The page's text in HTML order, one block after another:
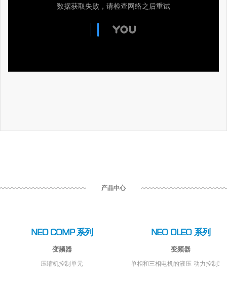
产品中心
NEO COMP 系列
变频器
压缩机控制单元
NEO OLEO 系列
变频器
单相和三相电机的液压 动力控制装